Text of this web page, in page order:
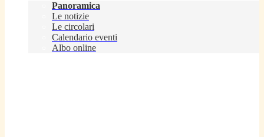
Panoramica
Le notizie
Le circolari
Calendario eventi
Albo online